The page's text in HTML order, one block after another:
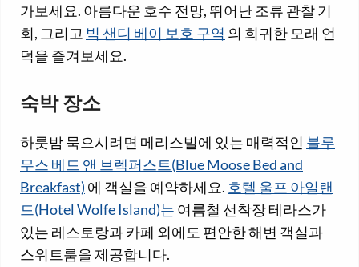
가보세요. 아름다운 호수 전망, 뛰어난 조류 관찰 기
회, 그리고 빅 샌디 베이 보호 구역 의 희귀한 모래 언
덕을 즐겨보세요.
숙박 장소
하룻밤 묵으시려면 메리스빌에 있는 매력적인 블루
무스 베드 앤 브렉퍼스트(Blue Moose Bed and
Breakfast) 에 객실을 예약하세요. 호텔 울프 아일랜
드(Hotel Wolfe Island)는 여름철 선착장 테라스가
있는 레스토랑과 카페 외에도 편안한 해변 객실과
스위트룸을 제공합니다.